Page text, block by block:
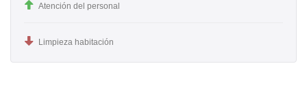
Atención del personal
Limpieza habitación